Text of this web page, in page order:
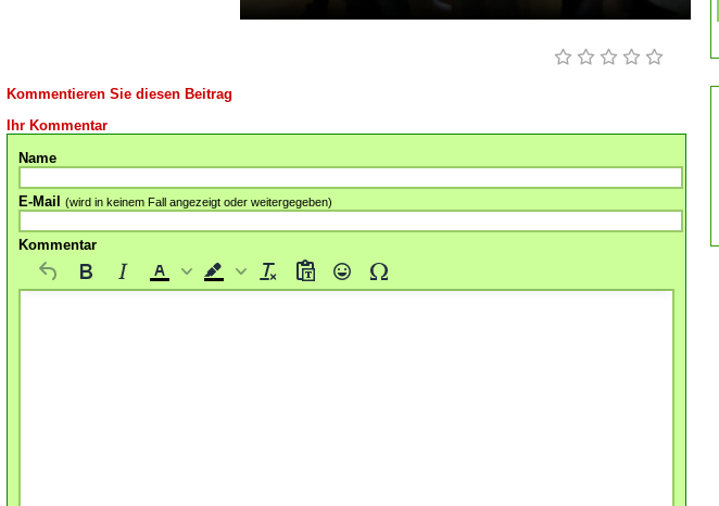
Kommentieren Sie diesen Beitrag
Ihr Kommentar
Name
E-Mail (wird in keinem Fall angezeigt oder weitergegeben)
Kommentar